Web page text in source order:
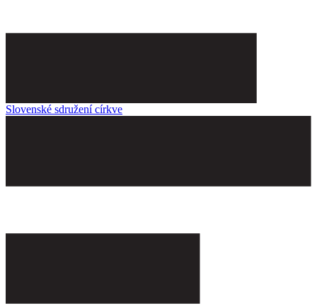
Slovenské sdružení církve